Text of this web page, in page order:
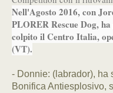
Nell'Agosto 2016, con
PLORER Rescue Dog,
colpito il Centro Italia,
(VT).
- Donnie: (labrador), ha
Bonifica Antiesplosivo,